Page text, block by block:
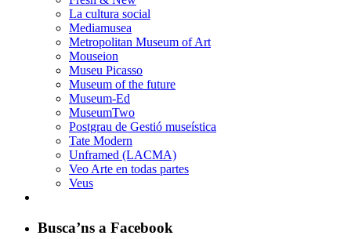
La cultura social
Mediamusea
Metropolitan Museum of Art
Mouseion
Museu Picasso
Museum of the future
Museum-Ed
MuseumTwo
Postgrau de Gestió museística
Tate Modern
Unframed (LACMA)
Veo Arte en todas partes
Veus
Busca’ns a Facebook